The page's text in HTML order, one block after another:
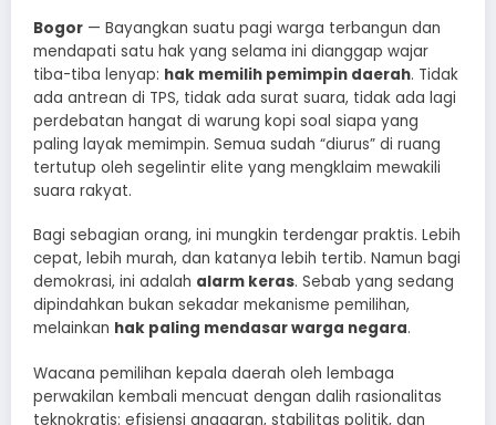
Bogor — Bayangkan suatu pagi warga terbangun dan
mendapati satu hak yang selama ini dianggap wajar
tiba-tiba lenyap: hak memilih pemimpin daerah. Tidak
ada antrean di TPS, tidak ada surat suara, tidak ada lagi
perdebatan hangat di warung kopi soal siapa yang
paling layak memimpin. Semua sudah “diurus” di ruang
tertutup oleh segelintir elite yang mengklaim mewakili
suara rakyat.
Bagi sebagian orang, ini mungkin terdengar praktis. Lebih
cepat, lebih murah, dan katanya lebih tertib. Namun bagi
demokrasi, ini adalah alarm keras. Sebab yang sedang
dipindahkan bukan sekadar mekanisme pemilihan,
melainkan hak paling mendasar warga negara.
Wacana pemilihan kepala daerah oleh lembaga
perwakilan kembali mencuat dengan dalih rasionalitas
teknokratis: efisiensi anggaran, stabilitas politik, dan